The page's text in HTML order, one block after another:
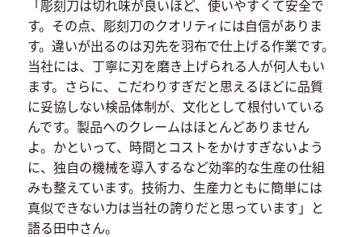
「彫刻刀は切れ味が良いほど、使いやすくて安全で
す。その点、彫刻刀のクオリティには自信がありま
す。違いが出るのは刃先を羽布で仕上げる作業です。
当社には、丁寧に刃を磨き上げられる人が何人もい
ます。さらに、こだわりすぎだと思えるほどに品質
に妥協しない検品体制が、文化として根付いている
んです。製品へのクレームはほとんどありません
よ。かといって、時間とコストをかけすぎないよう
に、独自の機械を導入するなど効率的な生産の仕組
みも整えています。技術力、生産力ともに簡単には
真似できない力は当社の誇りだと思っています」と
語る田中さん。